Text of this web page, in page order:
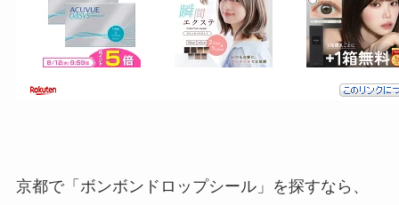
京都で「ボンボンドロップシール」を探すなら、